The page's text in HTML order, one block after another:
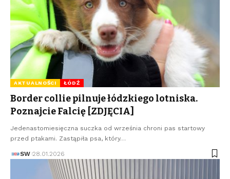
AKTUALNOŚCI ŁÓDŹ
Border collie pilnuje łódzkiego lotniska.
Poznajcie Falcię [ZDJĘCIA]
Jedenastomiesięczna suczka od września chroni pas startowy
przed ptakami. Zastąpiła psa, który…
SW 28.01.2026